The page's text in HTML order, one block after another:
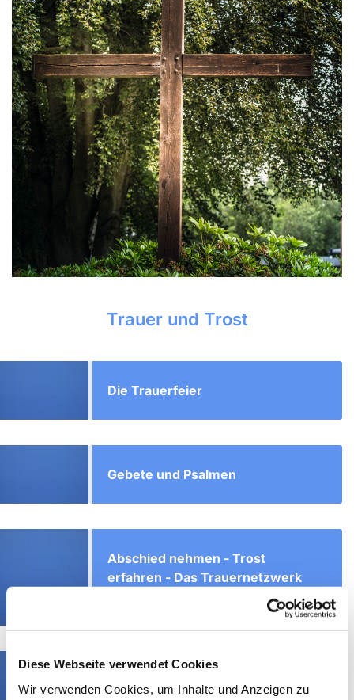
Diese Webseite verwendet Cookies
Wir verwenden Cookies, um Inhalte und Anzeigen zu
Trauer und Trost
Die Trauerfeier
Gebete und Psalmen
Abschied nehmen - Trost
erfahren - Das Trauernetzwerk